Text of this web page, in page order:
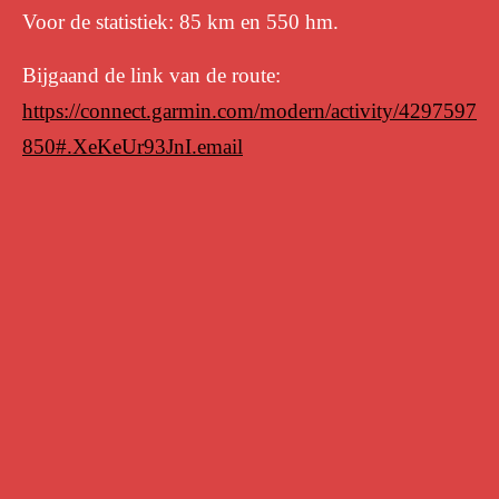
Voor de statistiek: 85 km en 550 hm.
Bijgaand de link van de route:
https://connect.garmin.com/modern/activity/4297597
850#.XeKeUr93JnI.email